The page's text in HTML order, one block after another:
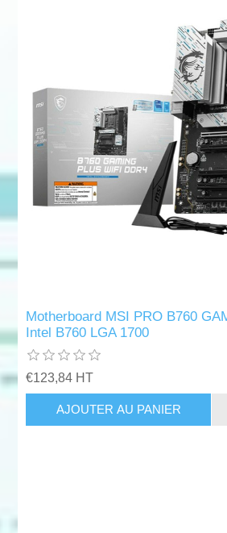
Motherboard MSI PRO B760
Intel B760 LGA 1700
€123,84 HT
AJOUTER AU PANIER